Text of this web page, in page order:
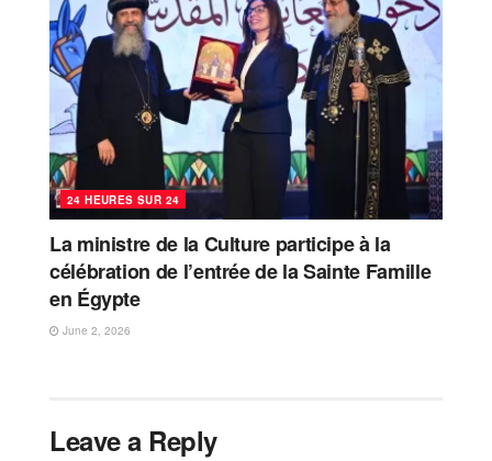
24 HEURES SUR 24
La ministre de la Culture participe à la
célébration de l’entrée de la Sainte Famille
en Égypte
June 2, 2026
Leave a Reply